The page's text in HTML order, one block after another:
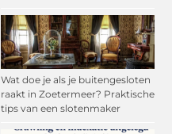
Wat doe je als je buitengesloten
raakt in Zoetermeer? Praktische
tips van een slotenmaker